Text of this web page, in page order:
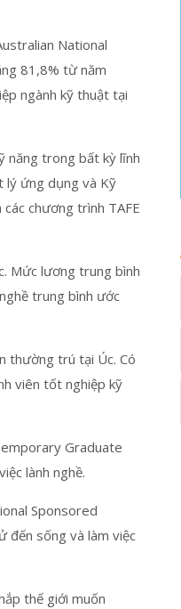
National
81,8% từ năm
ngành kỹ thuật tại
năng trong bất kỳ lĩnh
lý ứng dụng và Kỹ
chương trình TAFE
Mức lương trung bình
trung bình ước
thường trú tại Úc. Có
viên tốt nghiệp kỹ
Graduate
lành nghề.
Sponsored
đến sống và làm việc
thế giới muốn